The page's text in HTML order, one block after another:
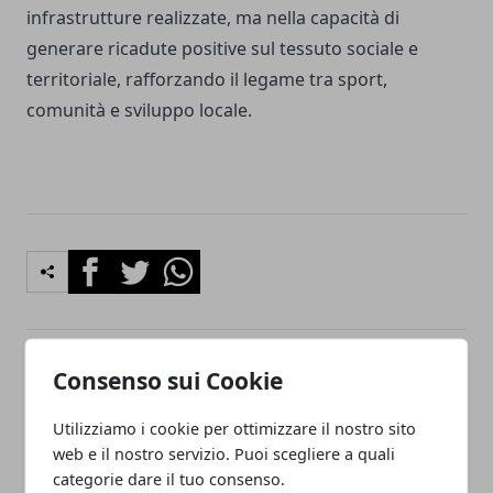
Consenso sui Cookie
Utilizziamo i cookie per ottimizzare il nostro sito
web e il nostro servizio. Puoi scegliere a quali
categorie dare il tuo consenso.
infrastrutture realizzate, ma nella capacità di
generare ricadute positive sul tessuto sociale e
territoriale, rafforzando il legame tra sport,
comunità e sviluppo locale.
FacebookTwitterWhatsapp
Articolo Precedente
visione: la città si racconta
nella mostra “Il futuro di
ieri”
interdetta tra ristorante e
stabilimento balneare